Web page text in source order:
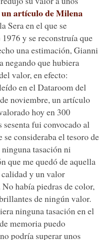
un artículo de Milena
Sera en el que se
y se reconstruía que
una estimación, Gianni
que hubiera
valor, en efecto:
en el Dataroom del
noviembre, un artículo
hoy en 300
fui convocado al
consideraba el tesoro de
ninguna tasación ni
que me quedó de aquella
y un valor
había piedras de color,
de ningún valor.
ninguna tasación en el
memoria puedo
podría superar unos